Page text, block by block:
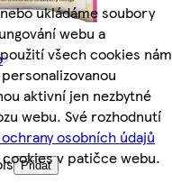
ukládáme soubory
webu a
všech cookies nám
aktivní jen nezbytné
webu. Své rozhodnutí
osobních údajů
v patičce webu.
Přidat